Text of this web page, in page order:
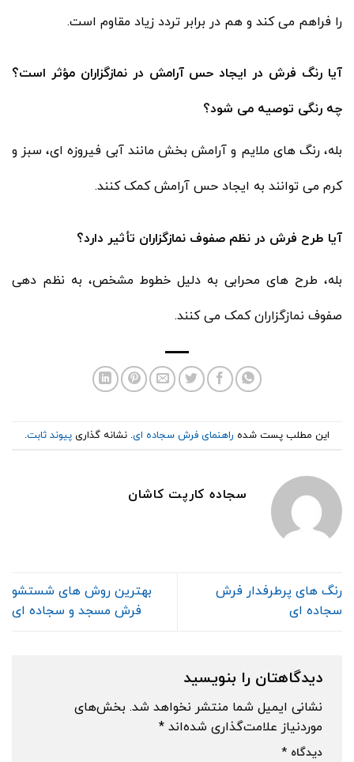
را فراهم می کند و هم در برابر تردد زیاد مقاوم است.
آیا رنگ فرش در ایجاد حس آرامش در نمازگزاران مؤثر است؟
چه رنگی توصیه می شود؟
بله، رنگ های ملایم و آرامش بخش مانند آبی فیروزه ای، سبز و
کرم می توانند به ایجاد حس آرامش کمک کنند.
آیا طرح فرش در نظم صفوف نمازگزاران تأثیر دارد؟
بله، طرح های محرابی به دلیل خطوط مشخص، به نظم دهی
صفوف نمازگزاران کمک می کنند.
این مطلب پست شده راهنمای فرش سجاده ای. نشانه گذاری پیوند ثابت.
سجاده کارپت کاشان
رنگ های پرطرفدار فرش
سجاده ای
بهترین روش های شستشو
فرش مسجد و سجاده ای
دیدگاهتان را بنویسید
نشانی ایمیل شما منتشر نخواهد شد. بخش‌های
موردنیاز علامت‌گذاری شده‌اند *
دیدگاه *